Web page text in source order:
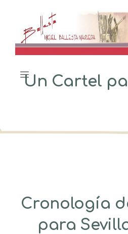
contenido
Menú
Un Cartel
Cronología
para